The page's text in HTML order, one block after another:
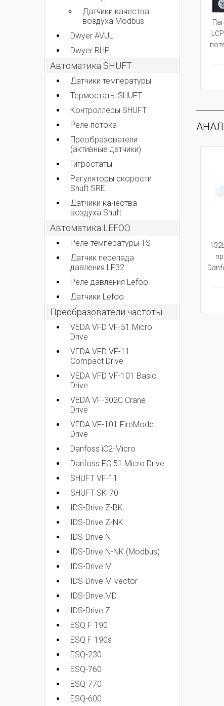
Датчики качества
воздуха Modbus
Dwyer AVUL
Dwyer RHP
Автоматика SHUFT
Датчики температуры
Термостаты SHUFT
Контроллеры SHUFT
Реле потока
Преобразователи
(активные датчики)
Гигростаты
Регуляторы скорости
Shuft SRE
Датчики качества
воздуха Shuft
Автоматика LEFOO
Реле температуры TS
Датчик перепада
давления LF32
Реле давления Lefoo
Датчики Lefoo
Преобразователи частоты
VEDA VFD VF-51 Micro
Drive
VEDA VFD VF-11
Compact Drive
VEDA VFD VF-101 Basic
Drive
VEDA VF-302C Crane
Drive
VEDA VF-101 FireMode
Drive
Danfoss iC2-Micro
Danfoss FC 51 Micro Drive
SHUFT VF-11
SHUFT SKI70
IDS-Drive Z-BK
IDS-Drive Z-NK
IDS-Drive N
IDS-Drive N-NK (Modbus)
IDS-Drive M
IDS-Drive M-vector
IDS-Drive MD
IDS-Drive Z
ESQ F 190
ESQ F 190s
ESQ-230
ESQ-760
ESQ-770
ESQ-600